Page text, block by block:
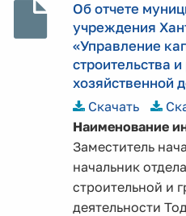
Об отчете
учреждения
«Управление
строительства
хозяйственной
Скачать
Наименование
Заместитель
начальник
строительной и
деятельности